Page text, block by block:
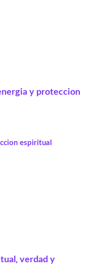
y proteccion
verdad y